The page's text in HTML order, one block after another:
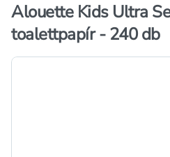
Alouette Kids Ultra
toalettpapír - 240 db